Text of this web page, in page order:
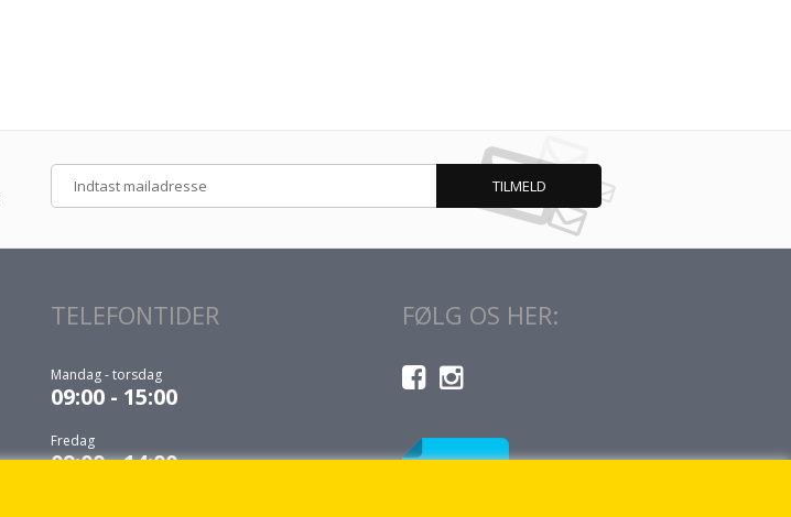
TELEFONTIDER
Mandag - torsdag
09:00 - 15:00
Fredag
09:00 - 14:00
FØLG OS HER: